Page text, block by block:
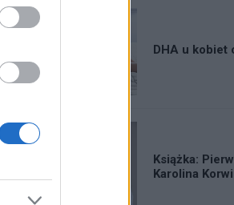
DHA u kobiet
Książka:
Karolina